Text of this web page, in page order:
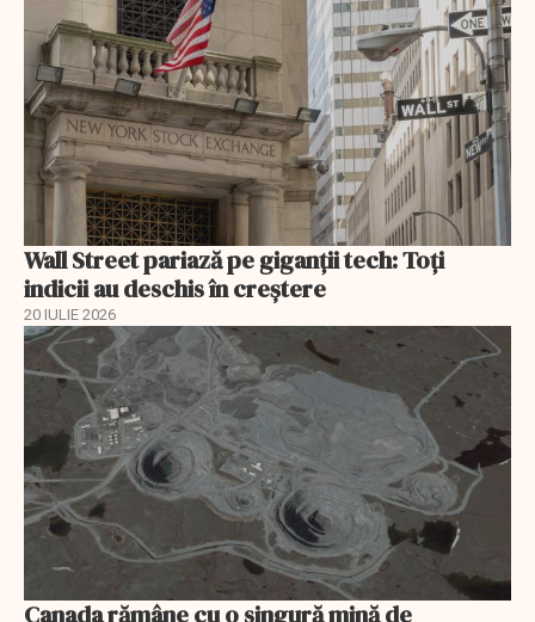
Wall Street pariază pe giganții tech: Toți
indicii au deschis în creștere
20 IULIE 2026
Canada rămâne cu o singură mină de